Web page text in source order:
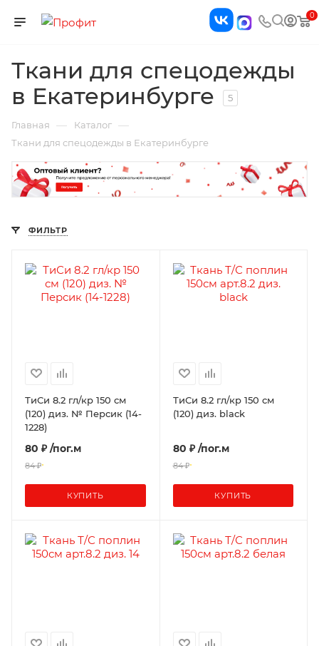
0
Ткани для спецодежды
в Екатеринбурге
5
Главная — Каталог —
Ткани для спецодежды в Екатеринбурге
ФИЛЬТР
ТиСи 8.2 гл/кр 150 см
(120) диз. № Персик (14-
1228)
80 ₽ /пог.м
84 ₽
КУПИТЬ
ТиСи 8.2 гл/кр 150 см
(120) диз. black
80 ₽ /пог.м
84 ₽
КУПИТЬ